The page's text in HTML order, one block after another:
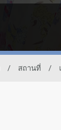
/ สถานที่ /